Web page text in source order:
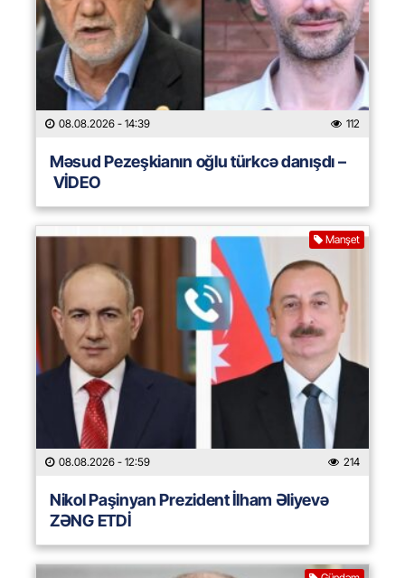
08.08.2026 - 14:39 112
Məsud Pezeşkianın oğlu türkcə danışdı –
VİDEO
Manşet
08.08.2026 - 12:59 214
Nikol Paşinyan Prezident İlham Əliyevə
ZƏNG ETDİ